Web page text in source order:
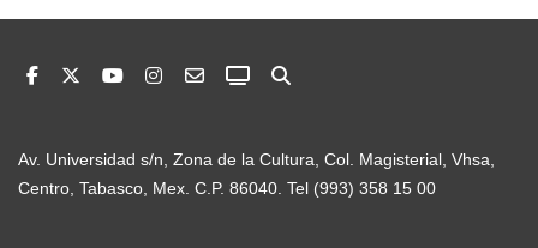
Av. Universidad s/n, Zona de la Cultura, Col. Magisterial, Vhsa,
Centro, Tabasco, Mex. C.P. 86040. Tel (993) 358 15 00